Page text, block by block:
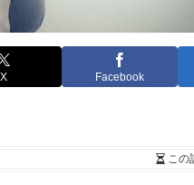
X Facebook
この